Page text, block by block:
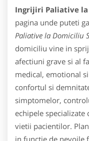
Ingrijiri Paliative
pagina unde puteti
Paliative la Domiciliu
domiciliu vine in
afectiuni grave si al
medical, emotional
confortul si
simptomelor,
echipele
vietii pacientilor.
in functie de nevoile